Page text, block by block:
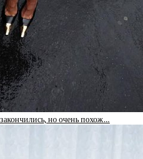
но очень похож…